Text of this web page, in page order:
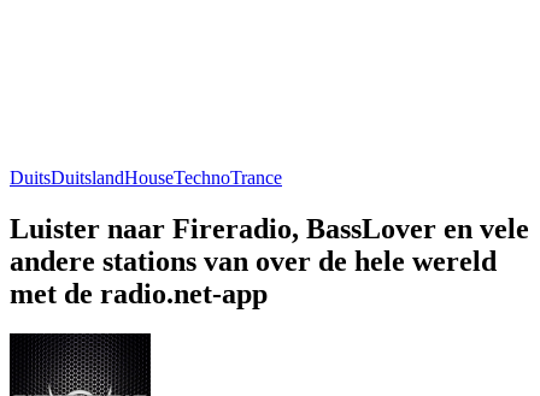
DuitsDuitslandHouseTechnoTrance
Luister naar Fireradio, BassLover en vele
andere stations van over de hele wereld
met de radio.net-app